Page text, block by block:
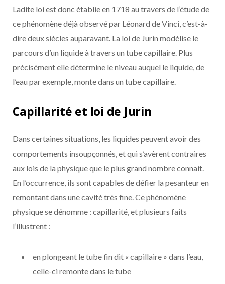
Ladite loi est donc établie en 1718 au travers de l’étude de
ce phénomène déjà observé par Léonard de Vinci, c’est-à-
dire deux siècles auparavant. La loi de Jurin modélise le
parcours d’un liquide à travers un tube capillaire. Plus
précisément elle détermine le niveau auquel le liquide, de
l’eau par exemple, monte dans un tube capillaire.
Capillarité et loi de Jurin
Dans certaines situations, les liquides peuvent avoir des
comportements insoupçonnés, et qui s’avèrent contraires
aux lois de la physique que le plus grand nombre connait.
En l’occurrence, ils sont capables de défier la pesanteur en
remontant dans une cavité très fine. Ce phénomène
physique se dénomme : capillarité, et plusieurs faits
l’illustrent :
en plongeant le tube fin dit « capillaire » dans l’eau,
celle-ci remonte dans le tube